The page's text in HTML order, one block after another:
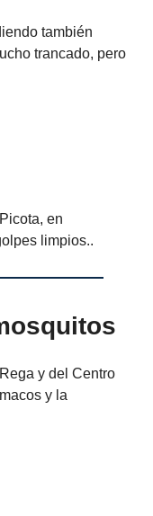
también
trancado, pero
en
limpios..
y del Centro
y la